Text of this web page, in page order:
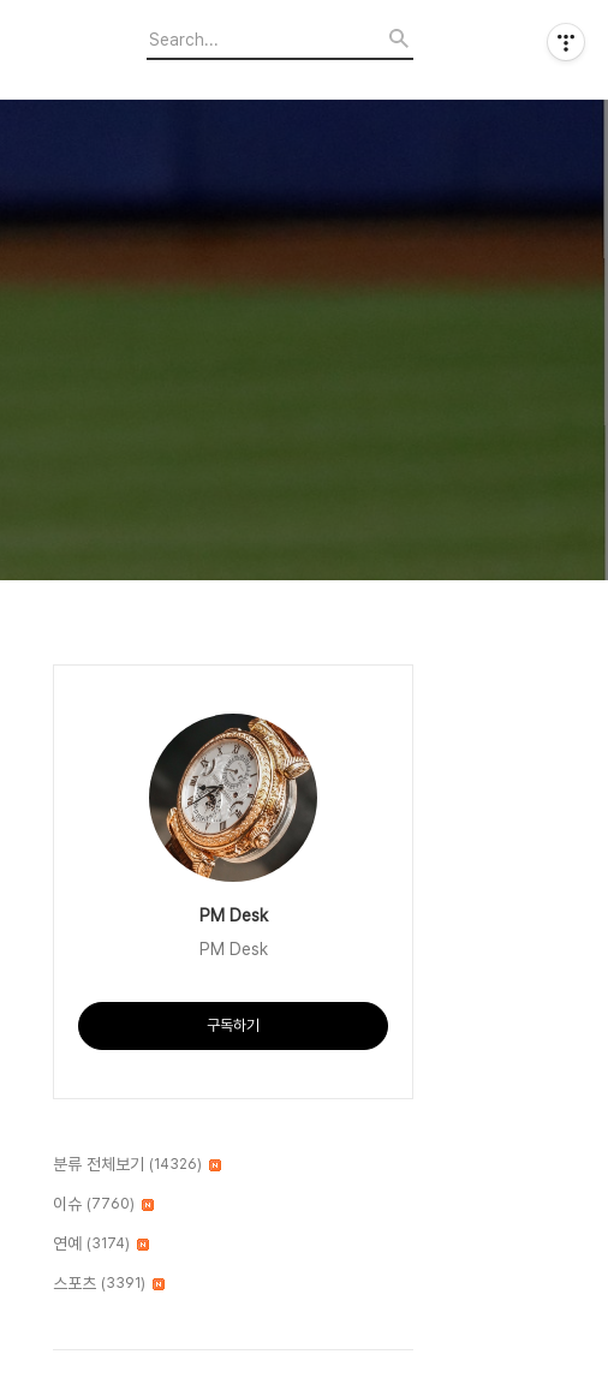
PM Desk
PM Desk
구독하기
분류 전체보기 (14326)
이슈 (7760)
연예 (3174)
스포츠 (3391)